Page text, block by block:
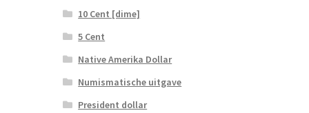
10 Cent [dime]
5 Cent
Native Amerika Dollar
Numismatische uitgave
President dollar